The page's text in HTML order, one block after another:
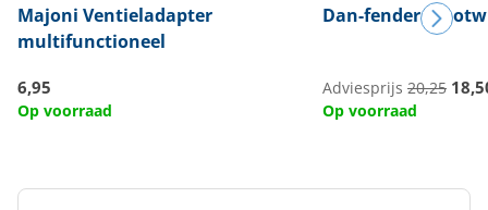
Majoni Ventieladapter
multifunctioneel
6,95
Op voorraad
Dan-fender
Adviesprijs 20,25
Op voorraad